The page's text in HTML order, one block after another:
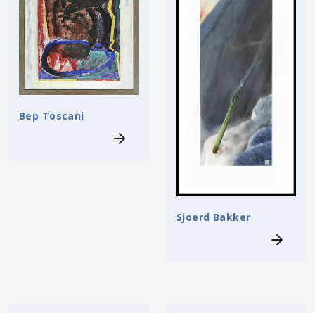
Bep Toscani
Sjoerd Bakker